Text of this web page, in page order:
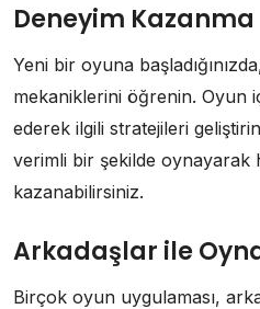
Deneyim Kazanma
Yeni bir oyuna
mekaniklerini öğrenin. Oyun
ederek ilgili stratejileri
verimli bir şekilde oynayarak
kazanabilirsiniz.
Arkadaşlar ile
Birçok oyun uygulaması,